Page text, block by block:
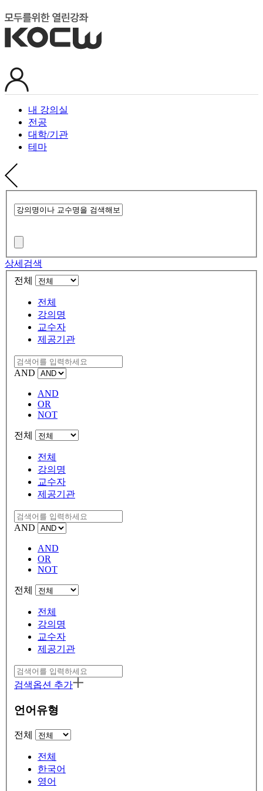
내 강의실
전공
대학/기관
테마
상세검색
전체
전체
강의명
교수자
제공기관
AND
AND
OR
NOT
전체
전체
강의명
교수자
제공기관
AND
AND
OR
NOT
전체
전체
강의명
교수자
제공기관
검색옵션 추가
언어유형
전체
전체
한국어
영어